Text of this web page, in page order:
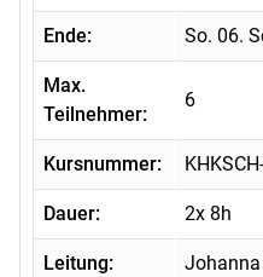
Ende: So. 06.
Max.
Teilnehmer:
6
Kursnummer:
Dauer: 2x 8h
Leitung: